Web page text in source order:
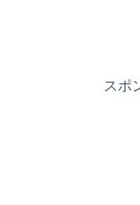
スポ